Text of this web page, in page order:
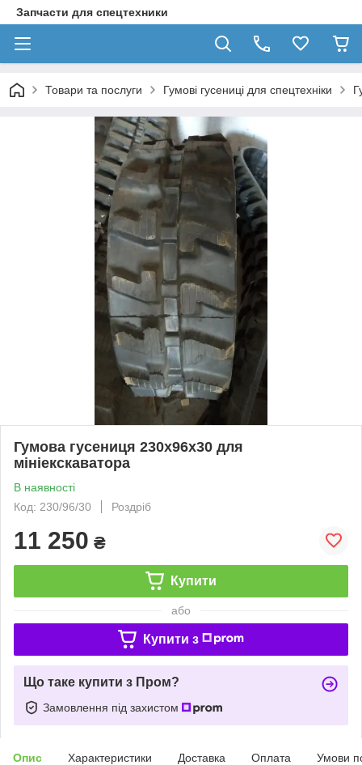
Запчасти для спецтехники
Товари та послуги Гумові гусениці для спецтехніки
Гумова гусениця 230х96х30 для
мініекскаватора
В наявності
Код: 230/96/30
Роздріб
11 250 ₴
Купити
або
Купити з
Що таке купити з Пром?
Замовлення під захистом
Опис Характеристики Доставка Оплата Умови